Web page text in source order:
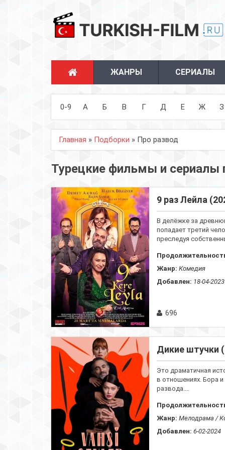
ЖАНРЫ СЕРИАЛЫ
0-9 А Б В Г Д Е Ж З
Главная » Подборки » Про развод
Турецкие фильмы и сериалы
9 раз Лейла
В делёжке за
попадает третий
преследуя
Жанр: Комедия
Добавлен: 18-04-2023
696
Дикие штучки
Это драматичная
в отношениях. Бора
развода....
Жанр: Мелодрама /
Добавлен: 6-02-2024